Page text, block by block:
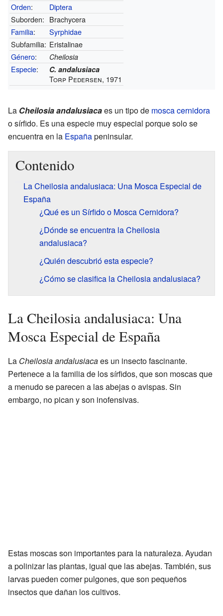
Orden:
Diptera
Suborden: Brachycera
Familia:
Syrphidae
Subfamilia: Eristalinae
Género: Cheilosia
Especie: C. andalusiaca
Torp Pedersen, 1971
La Cheilosia andalusiacaes un tipo de mosca cernidora
o sírfido. Es una especie muy especial porque solo se
encuentra en la Españapeninsular.
Contenido
La Cheilosia andalusiaca: Una Mosca Especial de
España
¿Qué es un Sírfido o Mosca Cernidora?
¿Dónde se encuentra la Cheilosia
andalusiaca?
¿Quién descubrió esta especie?
¿Cómo se clasifica la Cheilosia andalusiaca?
La Cheilosia andalusiaca: Una
Mosca Especial de España
La Cheilosia andalusiacaes un insecto fascinante.
Pertenece a la familia de los sírfidos, que son moscas que
a menudo se parecen a las abejas o avispas. Sin
embargo, no pican y son inofensivas.
Estas moscas son importantes para la naturaleza. Ayudan
a polinizar las plantas, igual que las abejas. También, sus
larvas pueden comer pulgones, que son pequeños
insectos que dañan los cultivos.